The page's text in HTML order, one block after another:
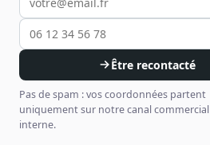
Être recontacté
Pas de spam : vos coordonnées partent
uniquement sur notre canal commercial
interne.